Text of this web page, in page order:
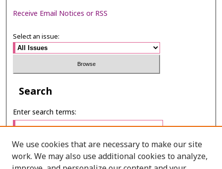
Receive Email Notices or RSS
Select an issue:
Search
Enter search terms:
Select context to search:
We use cookies that are necessary to make our site
work. We may also use additional cookies to analyze,